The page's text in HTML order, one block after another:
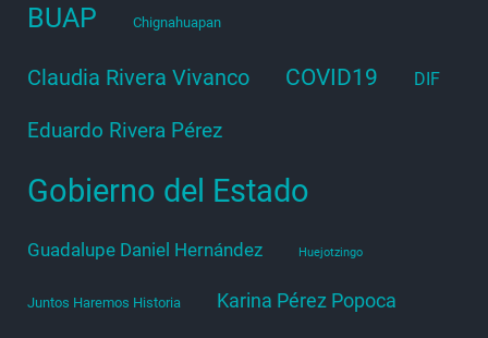
BUAP Chignahuapan
Claudia Rivera Vivanco COVID19 DIF
Eduardo Rivera Pérez
Gobierno del Estado
Guadalupe Daniel Hernández Huejotzingo
Juntos Haremos Historia Karina Pérez Popoca